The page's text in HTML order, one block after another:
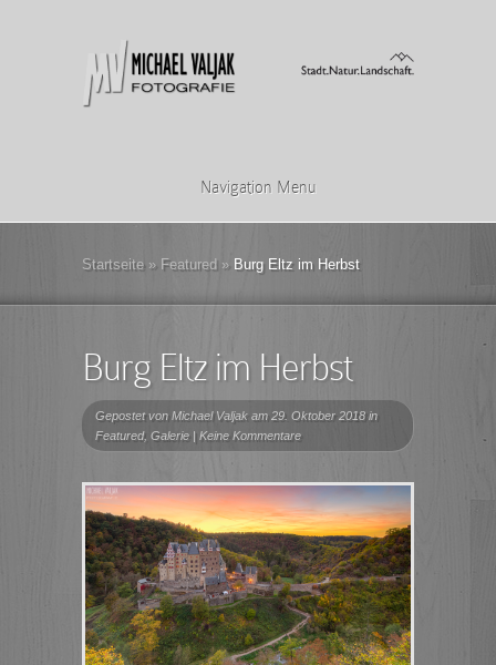
Navigation Menu
Startseite » Featured » Burg Eltz im Herbst
Burg Eltz im Herbst
Gepostet von Michael Valjak am 29. Oktober 2018 in
Featured, Galerie | Keine Kommentare